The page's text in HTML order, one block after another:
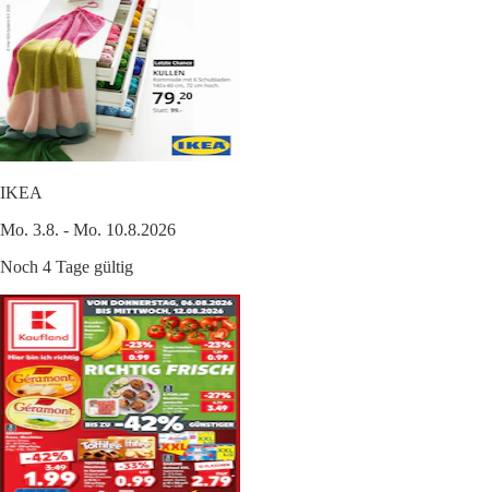
IKEA
Mo. 3.8. - Mo. 10.8.2026
Noch 4 Tage gültig